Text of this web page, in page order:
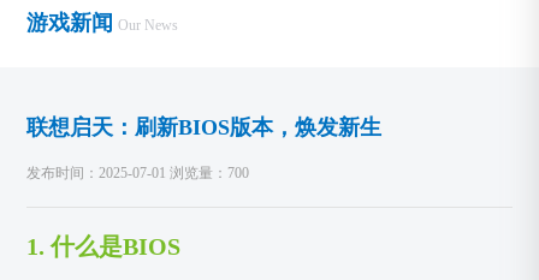
游戏新闻 Our News
联想启天：刷新BIOS版本，焕发新生
发布时间：2025-07-01 浏览量：700
1. 什么是BIOS